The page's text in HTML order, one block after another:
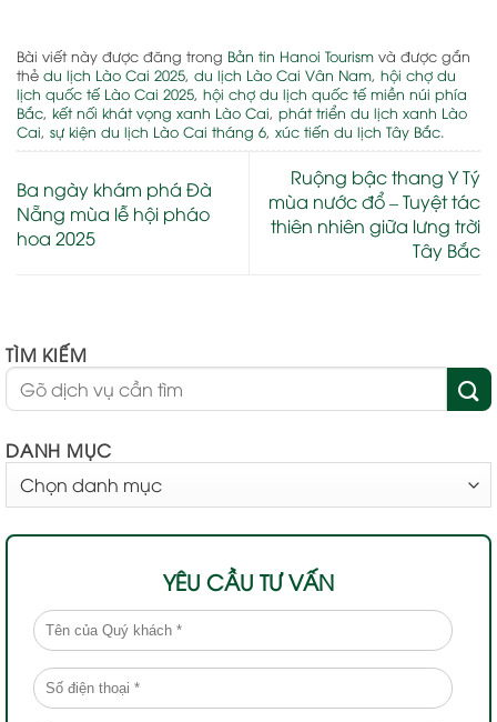
Bài viết này được đăng trong Bản tin Hanoi Tourism và được gắn
thẻ du lịch Lào Cai 2025, du lịch Lào Cai Vân Nam, hội chợ du
lịch quốc tế Lào Cai 2025, hội chợ du lịch quốc tế miền núi phía
Bắc, kết nối khát vọng xanh Lào Cai, phát triển du lịch xanh Lào
Cai, sự kiện du lịch Lào Cai tháng 6, xúc tiến du lịch Tây Bắc.
Ba ngày khám phá Đà
Nẵng mùa lễ hội pháo
hoa 2025
Ruộng bậc thang Y Tý
mùa nước đổ – Tuyệt tác
thiên nhiên giữa lưng trời
Tây Bắc
TÌM KIẾM
DANH MỤC
MỤC
YÊU CẦU TƯ VẤN